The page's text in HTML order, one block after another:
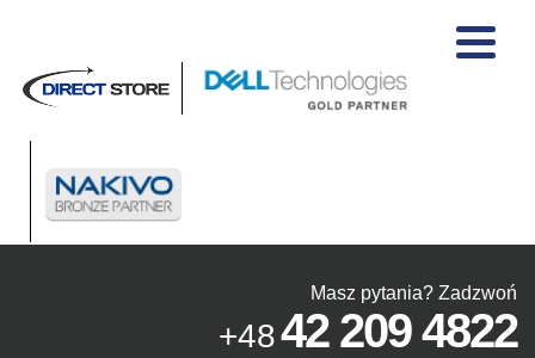
Masz pytania? Zadzwoń
+4842 209 4822